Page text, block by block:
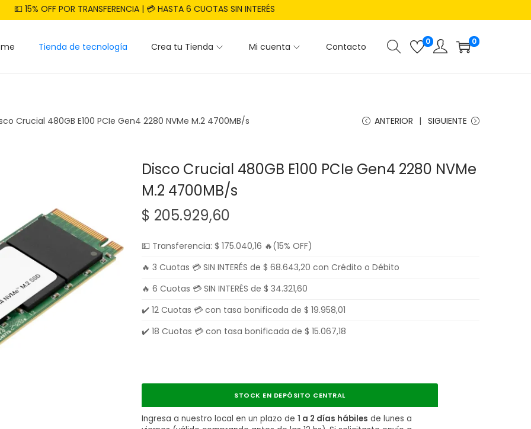
💵 15% OFF POR TRANSFERENCIA | 💳 HASTA 6 CUOTAS SIN INTERÉS
Tienda de tecnología Crea tu Tienda Mi cuenta Contacto 0 0
Crucial 480GB E100 PCIe Gen4 2280 NVMe M.2 4700MB/s ANTERIOR SIGUIENTE
Disco Crucial 480GB E100 PCIe Gen4 2280 NVMe
M.2 4700MB/s
$ 205.929,60
💵 Transferencia: $ 175.040,16 🔥(15% OFF)
🔥 3 Cuotas 💳 SIN INTERÉS de $ 68.643,20 con Crédito o Débito
🔥 6 Cuotas 💳 SIN INTERÉS de $ 34.321,60
✔️ 12 Cuotas 💳 con tasa bonificada de $ 19.958,01
✔️ 18 Cuotas 💳 con tasa bonificada de $ 15.067,18
STOCK EN DEPÓSITO CENTRAL
Ingresa a nuestro local en un plazo de 1 a 2 días hábiles de lunes a